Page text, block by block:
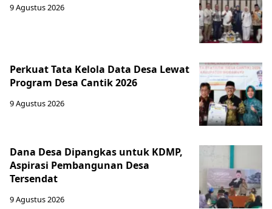
9 Agustus 2026
Perkuat Tata Kelola Data Desa Lewat
Program Desa Cantik 2026
9 Agustus 2026
Dana Desa Dipangkas untuk KDMP,
Aspirasi Pembangunan Desa
Tersendat
9 Agustus 2026